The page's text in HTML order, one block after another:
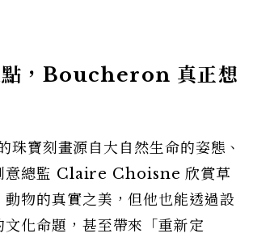
點，Boucheron 真正想
寶刻畫源自大自然生命的姿態、
意總監 Claire Choisne 欣賞草
動物的真實之美，但他也能透過設
化命題，甚至帶來「重新定